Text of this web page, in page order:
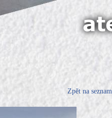
Zpět na seznam